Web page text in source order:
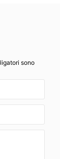
sono